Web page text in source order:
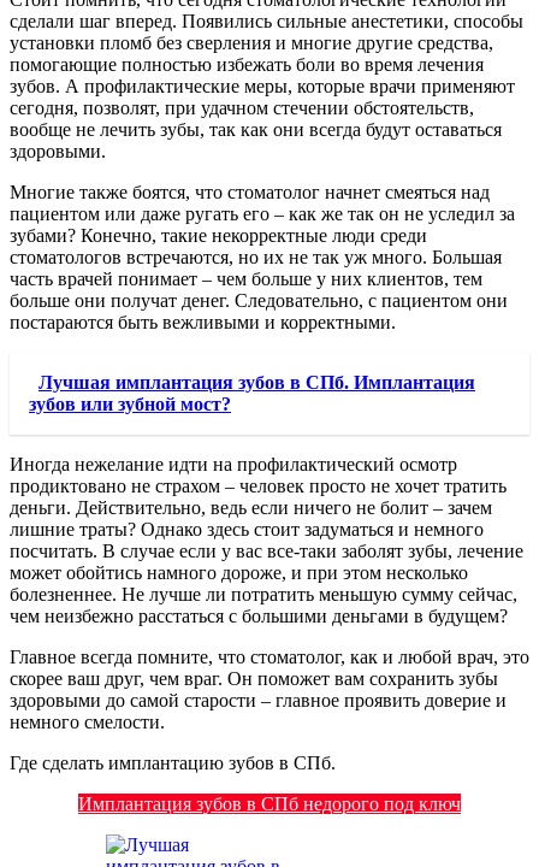
сделали шаг вперед. Появились сильные анестетики, способы
установки пломб без сверления и многие другие средства,
помогающие полностью избежать боли во время лечения
зубов. А профилактические меры, которые врачи применяют
сегодня, позволят, при удачном стечении обстоятельств,
вообще не лечить зубы, так как они всегда будут оставаться
здоровыми.
Многие также боятся, что стоматолог начнет смеяться над
пациентом или даже ругать его – как же так он не уследил за
зубами? Конечно, такие некорректные люди среди
стоматологов встречаются, но их не так уж много. Большая
часть врачей понимает – чем больше у них клиентов, тем
больше они получат денег. Следовательно, с пациентом они
постараются быть вежливыми и корректными.
Лучшая имплантация зубов в СПб. Имплантация
зубов или зубной мост?
Иногда нежелание идти на профилактический осмотр
продиктовано не страхом – человек просто не хочет тратить
деньги. Действительно, ведь если ничего не болит – зачем
лишние траты? Однако здесь стоит задуматься и немного
посчитать. В случае если у вас все-таки заболят зубы, лечение
может обойтись намного дороже, и при этом несколько
болезненнее. Не лучше ли потратить меньшую сумму сейчас,
чем неизбежно расстаться с большими деньгами в будущем?
Главное всегда помните, что стоматолог, как и любой врач, это
скорее ваш друг, чем враг. Он поможет вам сохранить зубы
здоровыми до самой старости – главное проявить доверие и
немного смелости.
Где сделать имплантацию зубов в СПб.
Имплантация зубов в СПб недорого под ключ